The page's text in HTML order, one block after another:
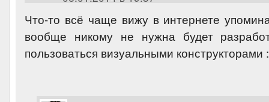
Что-то всё чаще вижу в интернете
вообще никому не нужна будет
пользоваться визуальными конструкторами